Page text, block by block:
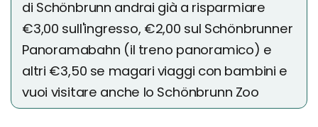
di Schönbrunn andrai già a risparmiare
€3,00 sull'ingresso, €2,00 sul Schönbrunner
Panoramabahn (il treno panoramico) e
altri €3,50 se magari viaggi con bambini e
vuoi visitare anche lo Schönbrunn Zoo